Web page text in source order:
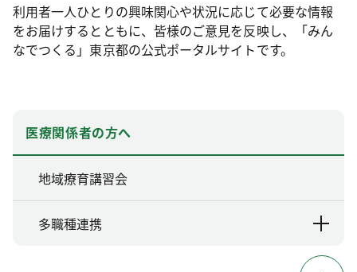
利用者一人ひとりの興味関心や状況に応じて必要な情報
をお届けするとともに、皆様のご意見を反映し、「みん
なでつくる」東京都の公式ポータルサイトです。
医療関係者の方へ
地域療育講習会
多職種連携